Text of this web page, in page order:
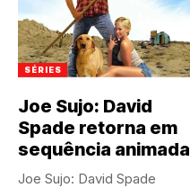
SÉRIES
Joe Sujo: David
Spade retorna em
sequência animada
Joe Sujo: David Spade